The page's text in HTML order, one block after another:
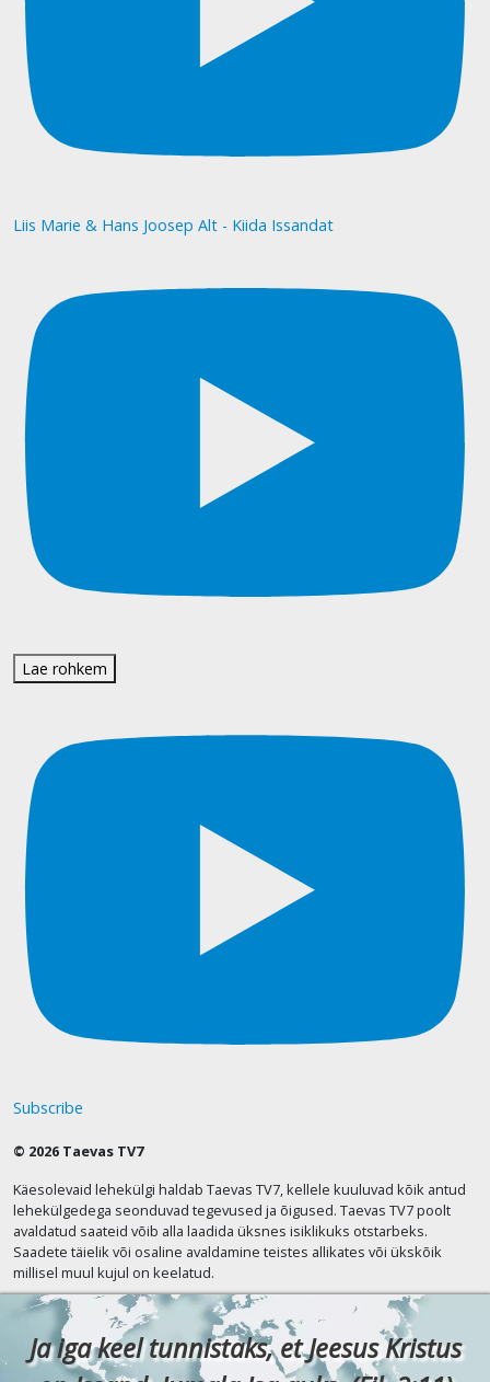
Liis Marie & Hans Joosep Alt - Kiida Issandat
Lae rohkem
Subscribe
© 2026 Taevas TV7
Käesolevaid lehekülgi haldab Taevas TV7, kellele kuuluvad kõik antud
lehekülgedega seonduvad tegevused ja õigused. Taevas TV7 poolt
avaldatud saateid võib alla laadida üksnes isiklikuks otstarbeks.
Saadete täielik või osaline avaldamine teistes allikates või ükskõik
millisel muul kujul on keelatud.
Ja iga keel tunnistaks, et Jeesus Kristus